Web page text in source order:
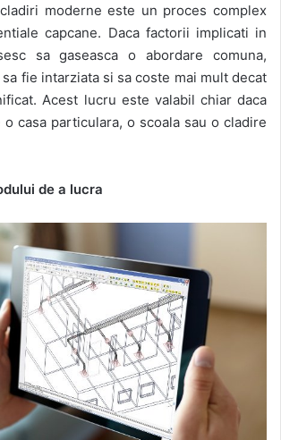
moderne este un proces complex
capcane. Daca factorii implicati in
sa gaseasca o abordare comuna,
fie intarziata si sa coste mai mult decat
Acest lucru este valabil chiar daca
casa particulara, o scoala sau o cladire
de a lucra